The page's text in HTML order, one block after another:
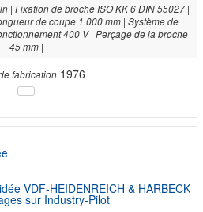
| Fixation de broche ISO KK 6 DIN 55027 |
de coupe 1.000 mm | Système de
400 V | Perçage de la broche
45 mm |
fabrication1976